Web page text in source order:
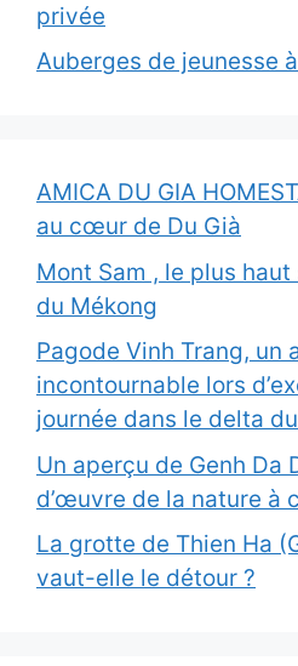
privée
Auberges de jeunesse
AMICA DU GIA
au cœur de Du Già
Mont Sam , le plus
du Mékong
Pagode Vinh Trang, un
incontournable lors
journée dans le delta
Un aperçu de Genh Da
d’œuvre de la nature à
La grotte de Thien Ha
vaut-elle le détour ?